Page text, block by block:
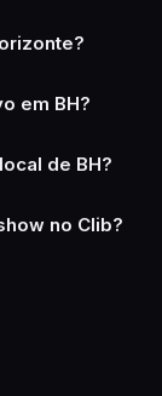
em BH?
de BH?
no Clib?